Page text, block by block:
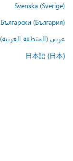
Svenska (Sverige)
Български (България)
عربي (المنطقة العربية)
日本語 (日本)